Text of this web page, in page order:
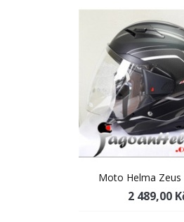
Moto Helma Zeus
2 489,00